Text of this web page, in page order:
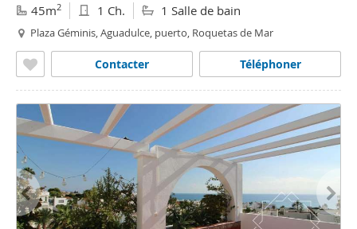
45m2 1 Ch. 1 Salle de bain
Plaza Géminis, Aguadulce, puerto, Roquetas de Mar
Téléphoner
Contacter